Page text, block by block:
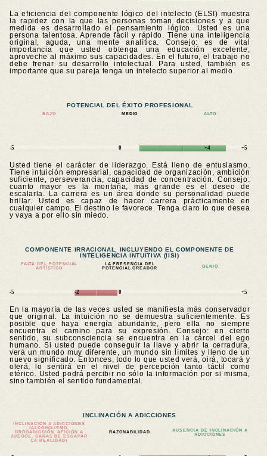
La eficiencia del componente lógico del intelecto (ELSI) muestra
la rapidez con la que las personas toman decisiones y a que
medida es desarrollado el pensamiento lógico. Usted es una
persona talentosa. Aprende fácil y rápido. Tiene una inteligencia
original, aguda, una mente analítica. Consejo: es de vital
importancia que usted obtenga una educación excelente,
aproveche al máximo sus capacidades. En el futuro, el trabajo no
debe frenar su desarrollo intelectual. Para usted, también es
importante que su pareja tenga un intelecto superior al medio.
POTENCIAL DEL ÉXITO PROFESIONAL
BAJO MEDIO ALTO
-5 0 +4 +5
Usted tiene el carácter de liderazgo. Está lleno de entusiasmo.
Tiene intuición empresarial, capacidad de organización, ambición
suficiente, perseverancia, capacidad de concentración. Consejo:
cuanto mayor es la montaña, más grande es el deseo de
escalarla. La carrera es un área donde su personalidad puede
brillar. Usted es capaz de hacer carrera prácticamente en
cualquier campo. El destino le favorece. Tenga claro lo que desea
y vaya a por ello sin miedo.
COMPONENTE IRRACIONAL, INCLUYENDO EL COMPONENTE DE
INTELIGENCIA INTUITIVA (IISI)
FALTA DEL POTENCIAL
ARTÍSTICO
LA PRESENCIA DEL
POTENCIAL CREADOR
GENIO
-5 -2 0 +5
En la mayoría de las veces usted se manifiesta más conservador
que original. La intuición no se demuestra suficientemente. Es
posible que haya energía abundante, pero ella no siempre
encuentra el camino para su expresión. Consejo: en cierto
sentido, su subconsciencia se encuentra en la cárcel del ego
humano. Si usted puede conseguir la llave y abrir la cerradura,
verá un mundo muy diferente, un mundo sin límites y lleno de un
nuevo significado. Entonces, todo lo que usted verá, oirá, tocará y
olerá, lo sentirá en el nivel de percepción tanto táctil como
etérico. Usted podrá percibir no sólo la información por si misma,
sino también el sentido fundamental.
INCLINACIÓN A ADICCIONES
INCLINACIÓN A ADICCIONES
(ALCOHOLISMO,
DROGADICCIÓN, AFICIÓN A
JUEGOS, GANAS DE ESCAPAR
LA REALIDAD)
RAZONABILIDAD
AUSENCIA DE INCLINACIÓN A
ADICCIONES